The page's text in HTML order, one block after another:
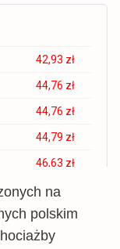
42,93 zł
44,76 zł
44,76 zł
44,79 zł
46,63 zł
47,21 zł
48,11 zł
48,12 zł
na
polskim